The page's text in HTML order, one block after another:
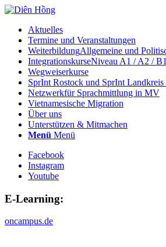
Aktuelles
Termine und Veranstaltungen
WeiterbildungAllgemeine und
IntegrationskurseNiveau A1 / A2 / B1
Wegweiserkurse
SprInt Rostock und SprInt Landkreis
Netzwerkfür Sprachmittlung in MV
Vietnamesische Migration
Über uns
Unterstützen & Mitmachen
Menü Menü
Facebook
Instagram
Youtube
E-Learning:
oncampus.de